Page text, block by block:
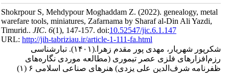
Shokrpour S, Mehdypour Moghaddam Z.(2022).
warefare tools, miniatures, Zafarnama by Sharaf al-Din Ali
Timurid..JIC.6(1), 147-157. doi:10.52547/jic.6.1.147
URL:http://jih-tabriziau.ir/article-1-111-fa.html
شهریار، مهدی پور مقدم زهرا.(۱۴۰۱).
تبارشناسی‌
فلزی‌ ‌عصر ‌تیموری (مطالعه ‌موردی ‌نگاره‌های
‌ظفرنامه ‌شرف‌الدین علی ‌یزدی) هنرهای صناعی اسلامی ۶ (۱)